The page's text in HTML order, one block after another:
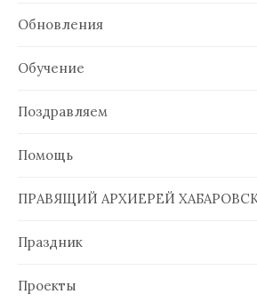
Обновления
Обучение
Поздравляем
Помощь
ПРАВЯЩИЙ АРХИЕРЕЙ
Праздник
Проекты